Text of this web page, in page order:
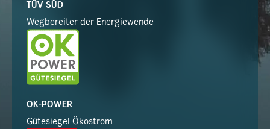
TÜV SÜD
Wegbereiter der Energiewende
OK-POWER
Gütesiegel Ökostrom